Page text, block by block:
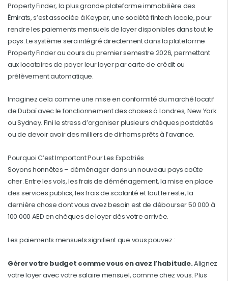
Property Finder, la plus grande plateforme immobilière des
Émirats, s’est associée à Keyper, une société fintech locale, pour
rendre les paiements mensuels de loyer disponibles dans tout le
pays. Le système sera intégré directement dans la plateforme
Property Finder au cours du premier semestre 2026, permettant
aux locataires de payer leur loyer par carte de crédit ou
prélèvement automatique.
Imaginez cela comme une mise en conformité du marché locatif
de Dubaï avec le fonctionnement des choses à Londres, New York
ou Sydney. Fini le stress d’organiser plusieurs chèques postdatés
ou de devoir avoir des milliers de dirhams prêts à l’avance.
Pourquoi C’est Important Pour Les Expatriés
Soyons honnêtes – déménager dans un nouveau pays coûte
cher. Entre les vols, les frais de déménagement, la mise en place
des services publics, les frais de scolarité et tout le reste, la
dernière chose dont vous avez besoin est de débourser 50 000 à
100 000 AED en chèques de loyer dès votre arrivée.
Les paiements mensuels signifient que vous pouvez :
Gérer votre budget comme vous en avez l’habitude.Alignez
votre loyer avec votre salaire mensuel, comme chez vous. Plus